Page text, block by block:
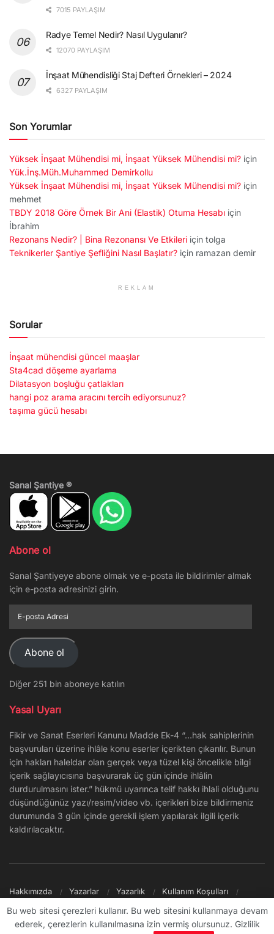
7015 PAYLAŞIM
Radye Temel Nedir? Nasıl Uygulanır?
12070 PAYLAŞIM
İnşaat Mühendisliği Staj Defteri Örnekleri – 2024
6327 PAYLAŞIM
Son Yorumlar
Yüksek İnşaat Mühendisi mi, İnşaat Yüksek Mühendisi mi? için
Yük.İnş.Müh.Muhammed Demirkollu
Yüksek İnşaat Mühendisi mi, İnşaat Yüksek Mühendisi mi? için
mehmet
TBDY 2018 Göre Örnek Bir Ani (Elastik) Otuma Hesabı için
İbrahim
Rezonans Nedir? | Bina Rezonansı Ve Etkileri için tolga
Teknikerler Şantiye Şefliğini Nasıl Başlatır? için ramazan demir
REKLAM
Sorular
İnşaat mühendisi güncel maaşlar
Sta4cad döşeme ayarlama
Dilatasyon boşluğu çatlakları
hangi poz arama aracını tercih ediyorsunuz?
taşıma gücü hesabı
Sanal Şantiye ®
Abone ol
Sanal Şantiyeye abone olmak ve e-posta ile bildirimler almak
için e-posta adresinizi girin.
posta
Adresi
Abone ol
Diğer 251 bin aboneye katılın
Yasal Uyarı
Fikir ve Sanat Eserleri Kanunu Madde Ek-4 “…hak sahiplerinin
başvuruları üzerine ihlâle konu eserler içerikten çıkarılır. Bunun
için hakları haleldar olan gerçek veya tüzel kişi öncelikle bilgi
içerik sağlayıcısına başvurarak üç gün içinde ihlâlin
durdurulmasını ister.” hükmü uyarınca telif hakkı ihlali olduğunu
düşündüğünüz yazı/resim/video vb. içerikleri bize bildirmeniz
durumunda 3 gün içinde gerekli işlem yapılarak ilgili içerik
kaldırılacaktır.
Hakkımızda Yazarlar Yazarlık
Kullanım Koşulları
© 2009 - ∞ Sanal Şantiye
Bu web sitesi çerezleri kullanır. Bu web sitesini kullanmaya devam
ederek, çerezlerin kullanılmasına izin vermiş olursunuz. Gizlilik